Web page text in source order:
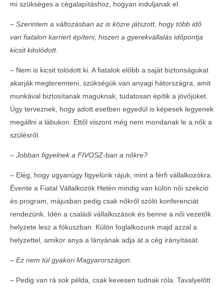
SOLD OUT - FIVOSZ Garden Party az AVIS-
sel – A nyár legjobb networking
eseménye✨
2017-
Új régiós mozgásTÉR – üzleti lehetőségek,
mi szükséges a cégalapításhoz, hogyan induljanak el.
– Szerintem a változásban az is közre játszott, hogy több idő
van fiatalon karriert építeni, hiszen a gyerekvállalás időpontja
kicsit kitolódott.
– Nem is kicsit tolódott ki. A fiatalok előbb a saját biztonságukat
akarják megteremteni, szükségük van anyagi hátországra, amit
munkával biztosítanak maguknak, tudatosan építik a jövőjüket.
Úgy terveznek, hogy adott esetben egyedül is képesek legyenek
megállni a lábukon. Ettől viszont még nem mondanak le a nők a
szülésről.
– Jobban figyelnek a FIVOSZ-ban a nőkre?
– Elég, hogy ugyanúgy figyelünk rájuk, mint a férfi vállalkozókra.
Évente a Fiatal Vállalkozók Hetén mindig van külön női szekció
és program, májusban pedig csak nőkről szóló konferenciát
rendezünk. Idén a családi vállalkozások és benne a női vezetők
helyzete lesz a fókuszban. Külön foglalkozunk majd azzal a
helyzettel, amikor anya a lányának adja át a cég irányítását.
– Ez nem túl gyakori Magyarországon.
– Pedig van rá sok példa, csak kevesen tudnak róla. Tavalyelőtt